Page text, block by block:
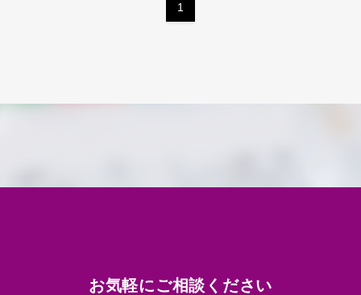
1
お気軽にご相談ください